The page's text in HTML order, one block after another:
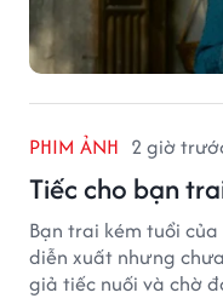
PHIM ẢNH 2 giờ
Tiếc cho bạn
Bạn trai kém tuổi
diễn xuất nhưng
giả tiếc nuối và chờ